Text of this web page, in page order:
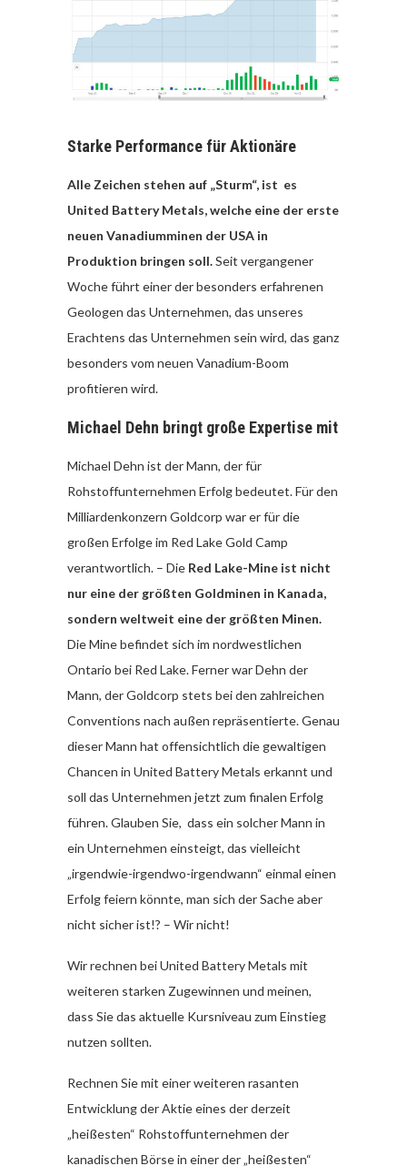
Starke Performance für Aktionäre
Alle Zeichen stehen auf „Sturm“, ist es
United Battery Metals, welche eine der erste
neuen Vanadiumminen der USA in
Produktion bringen soll.Seit vergangener
Woche führt einer der besonders erfahrenen
Geologen das Unternehmen, das unseres
Erachtens das Unternehmen sein wird, das ganz
besonders vom neuen Vanadium-Boom
profitieren wird.
Michael Dehn bringt große Expertise mit
Michael Dehn ist der Mann, der für
Rohstoffunternehmen Erfolg bedeutet. Für den
Milliardenkonzern Goldcorp war er für die
großen Erfolge im Red Lake Gold Camp
verantwortlich. – Die Red Lake-Mine ist nicht
nur eine der größten Goldminen in Kanada,
sondern weltweit eine der größten Minen.
Die Mine befindet sich im nordwestlichen
Ontario bei Red Lake. Ferner war Dehn der
Mann, der Goldcorp stets bei den zahlreichen
Conventions nach außen repräsentierte. Genau
dieser Mann hat offensichtlich die gewaltigen
Chancen in United Battery Metals erkannt und
soll das Unternehmen jetzt zum finalen Erfolg
führen. Glauben Sie, dass ein solcher Mann in
ein Unternehmen einsteigt, das vielleicht
„irgendwie-irgendwo-irgendwann“ einmal einen
Erfolg feiern könnte, man sich der Sache aber
nicht sicher ist!? – Wir nicht!
Wir rechnen bei United Battery Metals mit
weiteren starken Zugewinnen und meinen,
dass Sie das aktuelle Kursniveau zum Einstieg
nutzen sollten.
Rechnen Sie mit einer weiteren rasanten
Entwicklung der Aktie eines der derzeit
„heißesten“ Rohstoffunternehmen der
kanadischen Börse in einer der „heißesten“